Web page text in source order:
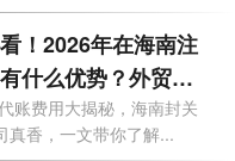
！2026年在海南注
什么优势？外贸公
少钱一个月？
账费用大揭秘，海南封关
真香，一文带你了解...